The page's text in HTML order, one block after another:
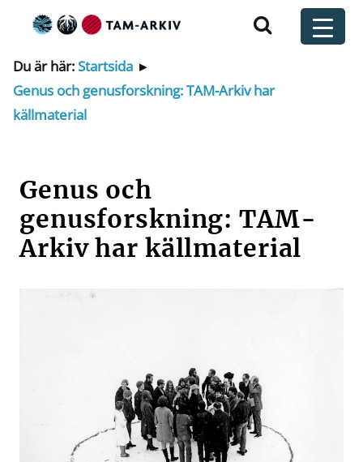
Huvudnavigering
Du är här:Startsida ▸
Genus och genusforskning: TAM-Arkiv har
källmaterial
Genus och
genusforskning: TAM-
Arkiv har källmaterial